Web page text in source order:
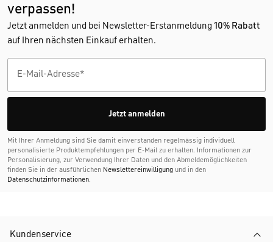
verpassen!
Jetzt anmelden und bei Newsletter-Erstanmeldung 10% Rabatt
auf Ihren nächsten Einkauf erhalten.
Jetzt anmelden
Mit Ihrer Anmeldung sind Sie damit einverstanden regelmässig individuell
personalisierte Produktempfehlungen per E-Mail zu erhalten. Informationen zur
Personalisierung, zur Verwendung Ihrer Daten und den Abmelde­möglichkeiten
finden Sie in der ausführlichen Newslettereinwilligung und in den
Datenschutzinformationen.
Kundenservice